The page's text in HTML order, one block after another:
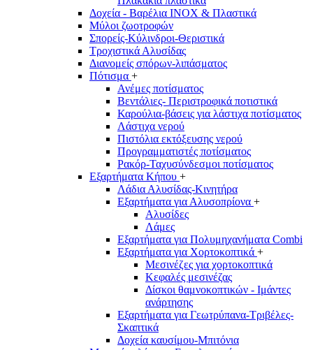
Δοχεία - Βαρέλια INOX & Πλαστικά
Μύλοι ζωοτροφών
Σπορείς-Κύλινδροι-Θεριστικά
Τροχιστικά Αλυσίδας
Διανομείς σπόρων-λιπάσματος
Πότισμα +
Ανέμες ποτίσματος
Βεντάλιες- Περιστροφικά ποτιστικά
Καρούλια-βάσεις για λάστιχα ποτίσματος
Λάστιχα νερού
Πιστόλια εκτόξευσης νερού
Προγραμματιστές ποτίσματος
Ρακόρ-Ταχυσύνδεσμοι ποτίσματος
Εξαρτήματα Κήπου +
Λάδια Αλυσίδας-Κινητήρα
Εξαρτήματα για Αλυσοπρίονα +
Αλυσίδες
Λάμες
Εξαρτήματα για Πολυμηχανήματα Combi
Εξαρτήματα για Χορτοκοπτικά +
Μεσινέζες για χορτοκοπτικά
Κεφαλές μεσινέζας
Δίσκοι θαμνοκοπτικών - Ιμάντες
ανάρτησης
Εξαρτήματα για Γεωτρύπανα-Τριβέλες-
Σκαπτικά
Δοχεία καυσίμου-Μπιτόνια